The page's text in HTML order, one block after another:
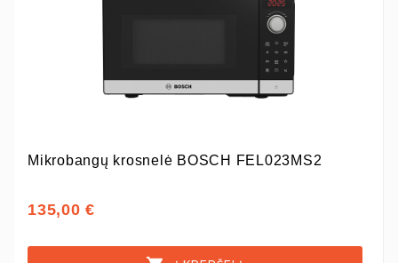
Mikrobangų krosnelė BOSCH FEL023MS2
135,00 €